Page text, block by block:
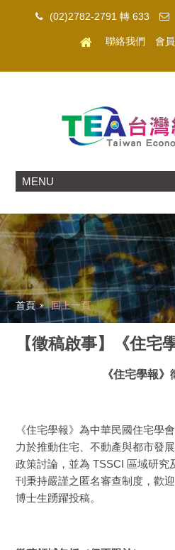
(02)2782-2791 轉 633
聯絡我們 會
首頁 回上一頁
【徵稿啟事】《住宅
《住宅學報
《住宅學報》為中華民國住宅學
力於推動住宅、不動產與都市發
政策討論，並為 TSSCI 區域研究
刊秉持嚴謹之匿名審查制度，歡
博士生踴躍投稿。